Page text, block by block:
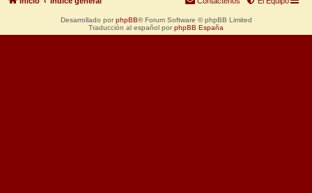
Desarrollado por phpBB® Forum Software © phpBB Limited
Traducción al español por phpBB España